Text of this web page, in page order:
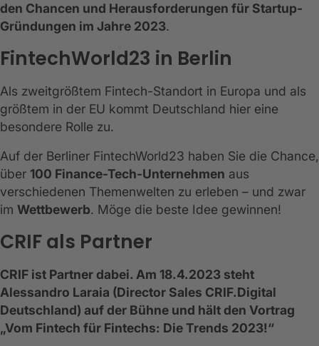
den Chancen und Herausforderungen für Startup-
Gründungen im Jahre 2023.
FintechWorld23 in Berlin
Als zweitgrößtem Fintech-Standort in Europa und als
größtem in der EU kommt Deutschland hier eine
besondere Rolle zu.
Auf der Berliner FintechWorld23 haben Sie die Chance,
über 100 Finance-Tech-Unternehmen aus
verschiedenen Themenwelten zu erleben – und zwar
im Wettbewerb. Möge die beste Idee gewinnen!
CRIF als Partner
CRIF ist Partner dabei. Am 18.4.2023 steht
Alessandro Laraia (Director Sales CRIF.Digital
Deutschland) auf der Bühne und hält den Vortrag
„Vom Fintech für Fintechs: Die Trends 2023!“